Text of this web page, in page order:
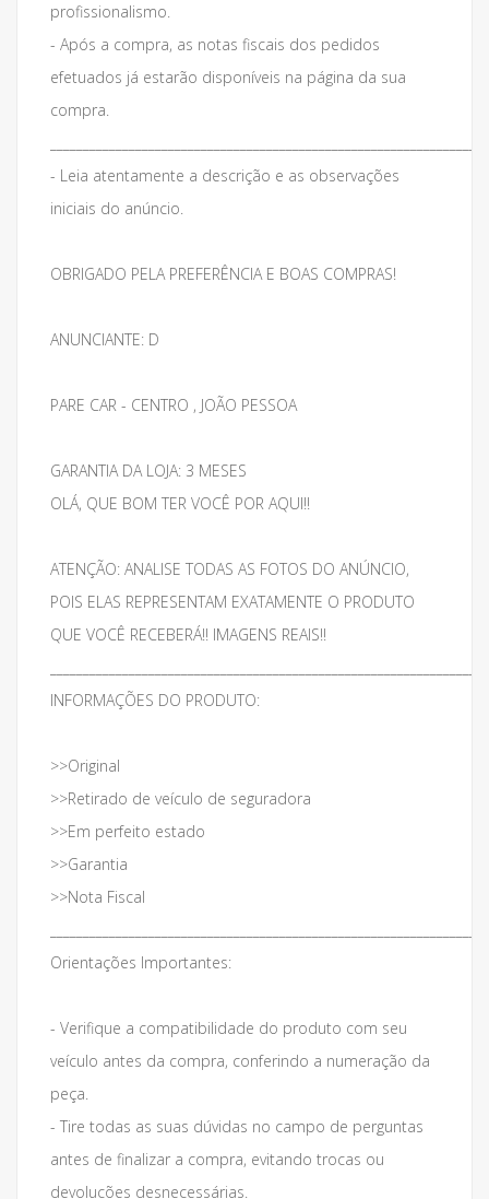
profissionalismo.
- Após a compra, as notas fiscais dos pedidos
efetuados já estarão disponíveis na página da sua
compra.
- Leia atentamente a descrição e as observações
iniciais do anúncio.
OBRIGADO PELA PREFERÊNCIA E BOAS COMPRAS!
ANUNCIANTE: D
PARE CAR - CENTRO , JOÃO PESSOA
GARANTIA DA LOJA: 3 MESES
OLÁ, QUE BOM TER VOCÊ POR AQUI!!
ATENÇÃO: ANALISE TODAS AS FOTOS DO ANÚNCIO,
POIS ELAS REPRESENTAM EXATAMENTE O PRODUTO
QUE VOCÊ RECEBERÁ!! IMAGENS REAIS!!
INFORMAÇÕES DO PRODUTO:
>>Original
>>Retirado de veículo de seguradora
>>Em perfeito estado
>>Garantia
>>Nota Fiscal
Orientações Importantes:
- Verifique a compatibilidade do produto com seu
veículo antes da compra, conferindo a numeração da
peça.
- Tire todas as suas dúvidas no campo de perguntas
antes de finalizar a compra, evitando trocas ou
devolucões desnecessárias.